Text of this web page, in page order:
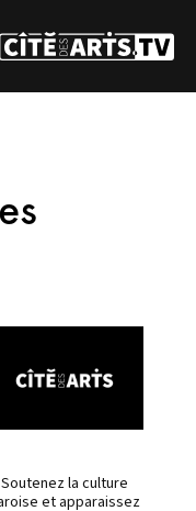
Soutenez la culture
et apparaissez